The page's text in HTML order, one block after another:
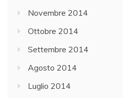
Novembre 2014
Ottobre 2014
Settembre 2014
Agosto 2014
Luglio 2014